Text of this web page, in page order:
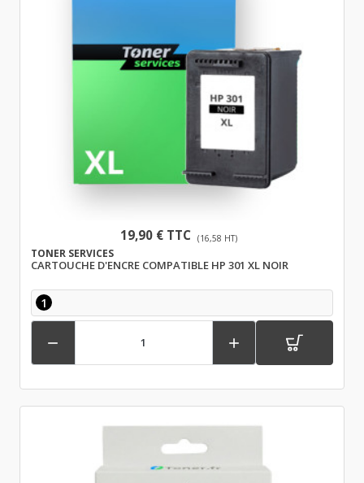
19,90 € TTC (16,58 HT)
TONER SERVICES
CARTOUCHE D'ENCRE COMPATIBLE HP 301 XL NOIR
1
 